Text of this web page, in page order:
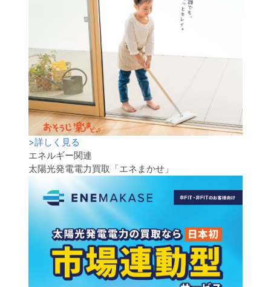
>詳しく見る
エネルギー関連
太陽光発電電力買取「エネまかせ」